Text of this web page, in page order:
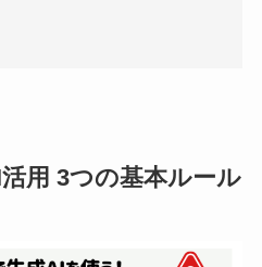
用 3つの基本ルール